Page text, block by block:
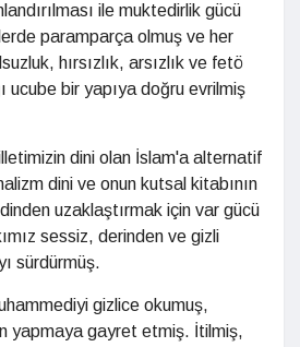
ile muktedirlik gücü
paramparça olmuş ve her
hırsızlık, arsızlık ve fetö
ucube bir yapıya doğru evrilmiş
dini olan İslam'a alternatif
dini ve onun kutsal kitabının
uzaklaştırmak için var gücü
sessiz, derinden ve gizli
sürdürmüş.
gizlice okumuş,
yapmaya gayret etmiş. İtilmiş,